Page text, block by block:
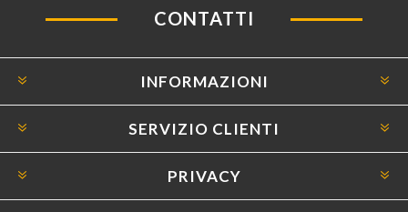
CONTATTI
INFORMAZIONI
SERVIZIO CLIENTI
PRIVACY